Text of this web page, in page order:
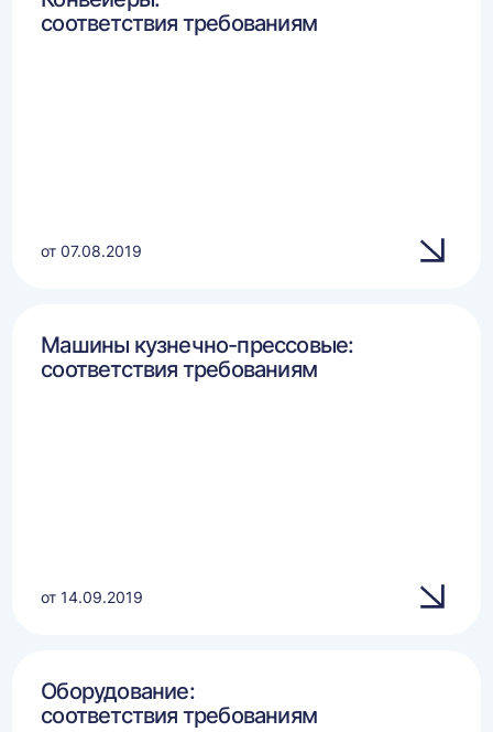
соответствия требованиям
от 07.08.2019
Машины кузнечно-прессовые:
соответствия требованиям
от 14.09.2019
Оборудование:
соответствия требованиям